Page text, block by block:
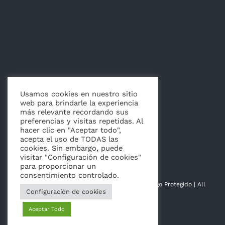
Artículos
© Copyright 2014 - 2026 | Hoja de La Vida | Logo Protegido | All
Rights Reserved
Usamos cookies en nuestro sitio
web para brindarle la experiencia
más relevante recordando sus
preferencias y visitas repetidas. Al
hacer clic en "Aceptar todo",
acepta el uso de TODAS las
cookies. Sin embargo, puede
visitar "Configuración de cookies"
para proporcionar un
consentimiento controlado.
Configuración de cookies
Aceptar Todo